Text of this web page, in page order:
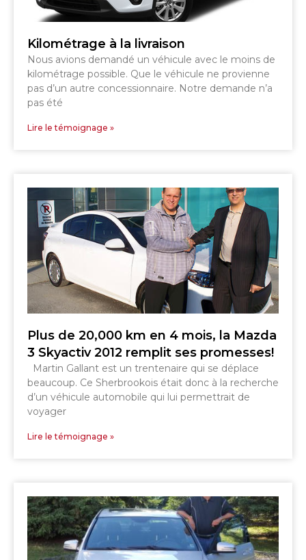
Kilométrage à la livraison
Nous avions demandé un véhicule avec le moins de
kilométrage possible. Que le véhicule ne provienne
pas d’un autre concessionnaire. Notre demande n’a
pas été
Lire le témoignage »
Plus de 20,000 km en 4 mois, la Mazda
3 Skyactiv 2012 remplit ses promesses!
Martin Gallant est un trentenaire qui se déplace
beaucoup. Ce Sherbrookois était donc à la recherche
d’un véhicule automobile qui lui permettrait de
voyager
Lire le témoignage »
SHERBROOKE
GRANBY
MAGOG
ST-HYACINTHE
GRANBY
DRUMMONDVILLE
VICTORIAVILLE
GRANBY
MAGOG
ST-HYACINTHE